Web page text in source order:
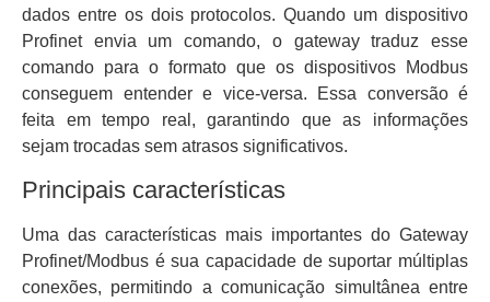
dados entre os dois protocolos. Quando um dispositivo
Profinet envia um comando, o gateway traduz esse
comando para o formato que os dispositivos Modbus
conseguem entender e vice-versa. Essa conversão é
feita em tempo real, garantindo que as informações
sejam trocadas sem atrasos significativos.
Principais características
Uma das características mais importantes do Gateway
Profinet/Modbus é sua capacidade de suportar múltiplas
conexões, permitindo a comunicação simultânea entre